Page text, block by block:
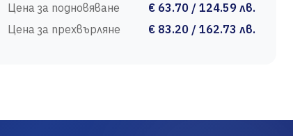
Цена за подновяване
€ 63.70 / 124.59 лв.
Цена за прехвърляне
€ 83.20 / 162.73 лв.